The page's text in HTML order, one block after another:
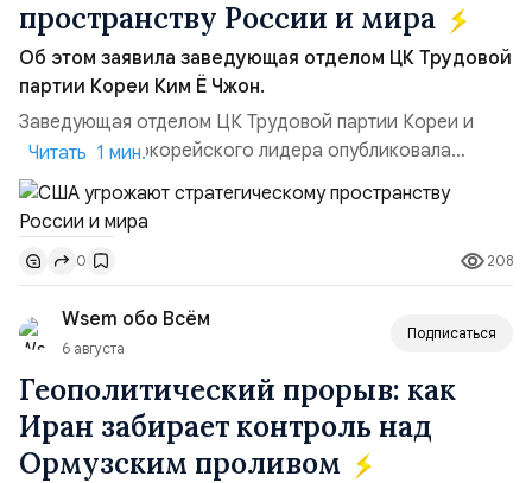
пространству России и мира
Об этом заявила заведующая отделом ЦК Трудовой
партии Кореи Ким Ё Чжон.
Заведующая отделом ЦК Трудовой партии Кореи и
сестра северокорейского лидера опубликовала
заявление для прессы в ответ на проведение Токио
совместных с флотом США запусков крылатых ракет
Томагавк.«Япония отбросила обманчивую видимость
„исключительно оборонительной страны“ и выносит
вопрос о собственном ядерном вооружении на
всеобщее обозрение, одновреме...
Читать 1 мин.
0 208
Wsem обо Всём
6 августа
Подписаться
Геополитический прорыв: как
Иран забирает контроль над
Ормузским проливом